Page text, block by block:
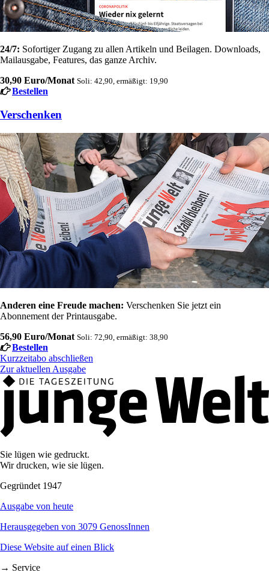
24/7: Sofortiger Zugang zu allen Artikeln und Beilagen. Downloads,
Mailausgabe, Features, das ganze Archiv.
30,90 Euro/Monat Soli: 42,90, ermäßigt: 19,90
Bestellen
Verschenken
Anderen eine Freude machen: Verschenken Sie jetzt ein
Abonnement der Printausgabe.
56,90 Euro/Monat Soli: 72,90, ermäßigt: 38,90
Bestellen
Kurzzeitabo abschließen
Zur aktuellen Ausgabe
Sie lügen wie gedruckt.
Wir drucken, wie sie lügen.
Gegründet 1947
Ausgabe von heute
Herausgegeben von 3079 GenossInnen
Diese Website auf einen Blick
→ Service